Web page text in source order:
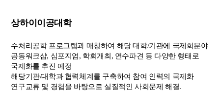
상하이이공대학
수처리공학 프로그램과 매칭하여 해당 대학/기관에 국제화분야
공동워크샵, 심포지엄, 학회개최, 연수파견 등 다양한 형태로
국제화를 추진 예정
해당기관/대학과 협력체계를 구축하여 참여 인력의 국제화
연구교류 및 경험을 바탕으로 실질적인 사회문제 해결.